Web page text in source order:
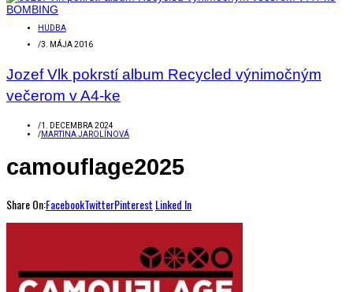
HUDBA
/3. MÁJA 2016
Jozef Vlk pokrstí album Recycled výnimočným
večerom v A4-ke
/1. DECEMBRA 2024
/MARTINA JAROLÍNOVÁ
camouflage2025
Share On:FacebookTwitterPinterest Linked In